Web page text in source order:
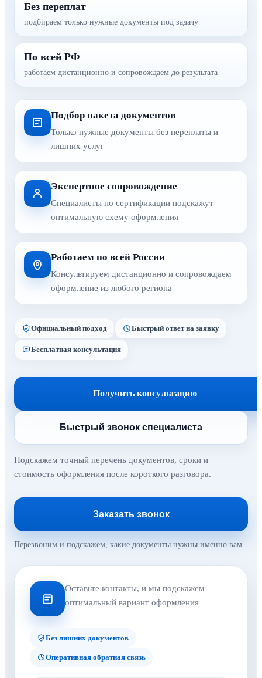
Без переплат
подбираем только нужные документы под задачу
По всей РФ
работаем дистанционно и сопровождаем до результата
Подбор пакета документов
Только нужные документы без переплаты и
лишних услуг
Экспертное сопровождение
Специалисты по сертификации подскажут
оптимальную схему оформления
Работаем по всей России
Консультируем дистанционно и сопровождаем
оформление из любого региона
Официальный подход Быстрый ответ на заявку
Бесплатная консультация
Получить консультацию
Быстрый звонок специалиста
Подскажем точный перечень документов, сроки и
стоимость оформления после короткого разговора.
Заказать звонок
Перезвоним и подскажем, какие документы нужны именно вам
Оставьте контакты, и мы подскажем
оптимальный вариант оформления
Без лишних документов
Оперативная обратная связь